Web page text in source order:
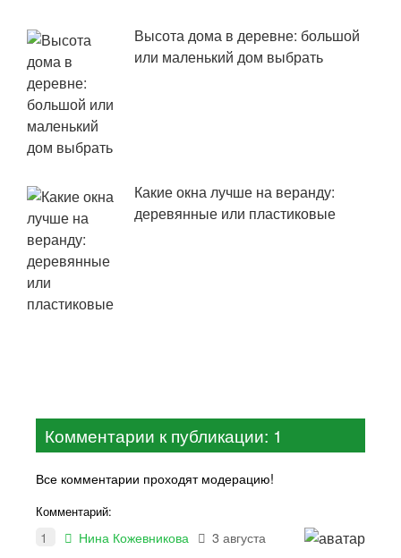
Высота дома в деревне: большой
или маленький дом выбрать
Какие окна лучше на веранду:
деревянные или пластиковые
Комментарии к публикации: 1
Все комментарии проходят модерацию!
Комментарий:
1 Нина Кожевникова 3 августа